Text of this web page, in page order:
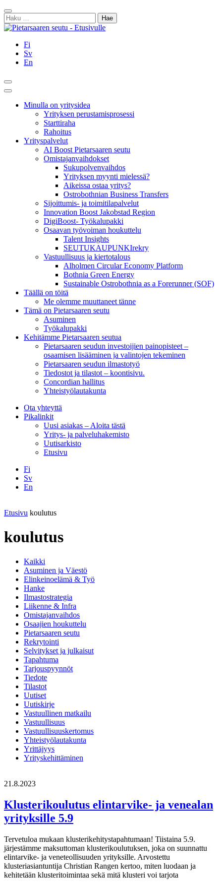
Siirry
sisältöön
Sulje
Haku:
Fi
Sv
En
Hae
Päävalikko
Minulla on yritysidea
Yrityksen perustamisprosessi
Starttiraha
Rahoitus
Yrityspalvelut
AI Boost Pietarsaaren seutu
Omistajanvaihdokset
Sukupolvenvaihdos
Yrityksen myynti mielessä?
Aikeissa ostaa yritys?
Ostrobothnian Business Transfers
Sijoittumis- ja toimitilapalvelut
Innovation Boost Jakobstad Region
DigiBoost- Työkalupakki
Osaavan työvoiman houkuttelu
Talent Insights
SEUTUKAUPUNKIrekry
Vastuullisuus ja kiertotalous
Alholmen Circular Economy Platform
Bothnia Green Energy
Sustainable Ostrobothnia as a Forerunner (SOF)
Täällä on töitä
Me olemme muuttaneet tänne
Tämä on Pietarsaaren seutu
Asuminen
Työkalupakki
Kehitämme Pietarsaaren seutua
Pietarsaaren seudun investoijien painopisteet –
osaamisen lisääminen ja valintojen tekeminen
Pietarsaaren seudun ilmastotyö
Tiedostot ja tilastot – koontisivu.
Concordian hallitus
Yhteistyölautakunta
Ota yhteyttä
Pikalinkit
Uusi asiakas – Aloita tästä
Yritys- ja palveluhakemisto
Uutisarkisto
Etusivu
Fi
Sv
En
Etusivu koulutus
koulutus
Kaikki
Asuminen ja Väestö
Elinkeinoelämä & Työ
Hanke
Ilmastostrategia
Liikenne & Infra
Omistajanvaihdos
Osaajien houkuttelu
Pietarsaaren seutu
Rekrytointi
Selvitykset ja julkaisut
Tapahtuma
Tarjouspyynnöt
Tiedote
Tilastot
Uutiset
Uutiskirje
Vastuullinen matkailu
Vastuullisuus
Vastuullisuuskertomus
Yhteistyölautakunta
Yrittäjyys
Yrityskehittäminen
21.8.2023
Klusterikoulutus elintarvike- ja venealan
yrityksille 5.9
Tervetuloa mukaan klusterikehitystapahtumaan! Tiistaina 5.9.
järjestämme maksuttoman klusterikoulutuksen, joka on suunnattu
elintarvike- ja veneteollisuuden yrityksille. Arvostettu
klusteriasiantuntija Christian Rangen kertoo, miten luodaan ja
kehitetään klusteritoimintaa sekä mitä klusteri voi tarjota